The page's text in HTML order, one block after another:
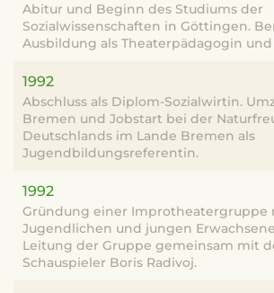
Abitur und Beginn des Studiums der
Sozialwissenschaften in Göttingen.
Ausbildung als Theaterpädagogin
1992
Abschluss als Diplom-Sozialwirtin.
Bremen und Jobstart bei der
Deutschlands im Lande Bremen als
Jugendbildungsreferentin.
1992
Gründung einer Improtheatergruppe
Jugendlichen und jungen
Leitung der Gruppe gemeinsam mit
Schauspieler Boris Radivoj.